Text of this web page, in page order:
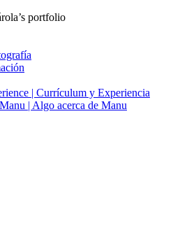
portfolio
| Currículum y Experiencia
| Algo acerca de Manu